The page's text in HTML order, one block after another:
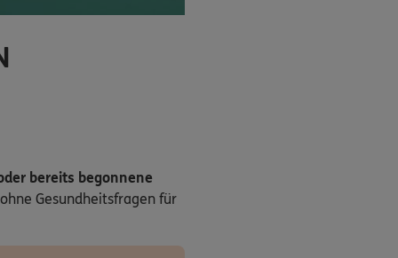
bereits begonnene
Gesundheitsfragen für